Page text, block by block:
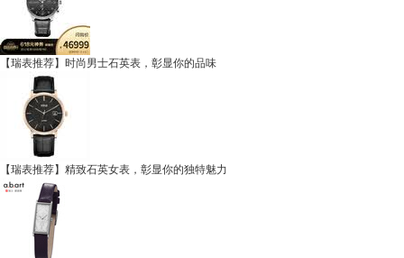
【瑞表推荐】时尚男士石英表，彰显你的品味
【瑞表推荐】精致石英女表，彰显你的独特魅力